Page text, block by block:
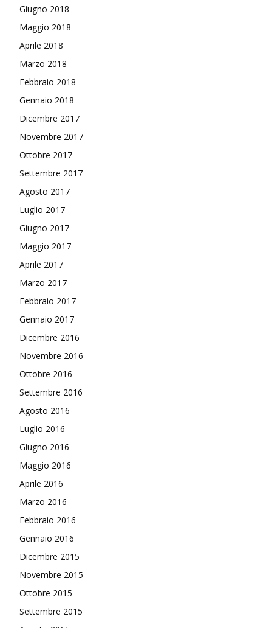
Giugno 2018
Maggio 2018
Aprile 2018
Marzo 2018
Febbraio 2018
Gennaio 2018
Dicembre 2017
Novembre 2017
Ottobre 2017
Settembre 2017
Agosto 2017
Luglio 2017
Giugno 2017
Maggio 2017
Aprile 2017
Marzo 2017
Febbraio 2017
Gennaio 2017
Dicembre 2016
Novembre 2016
Ottobre 2016
Settembre 2016
Agosto 2016
Luglio 2016
Giugno 2016
Maggio 2016
Aprile 2016
Marzo 2016
Febbraio 2016
Gennaio 2016
Dicembre 2015
Novembre 2015
Ottobre 2015
Settembre 2015